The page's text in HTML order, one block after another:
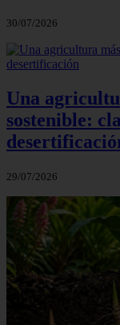
30/07/2026
Una
sostenible:
29/07/2026